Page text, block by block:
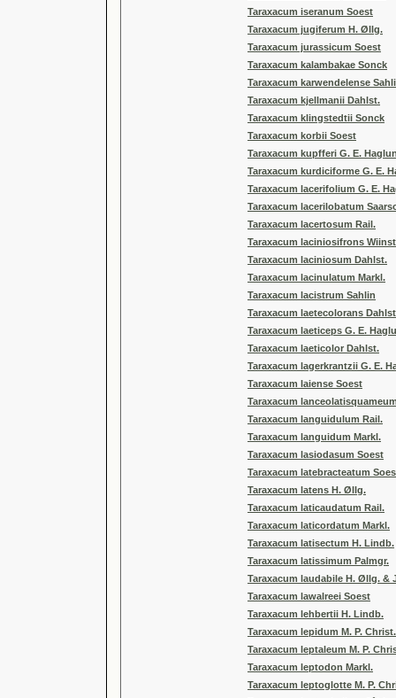
Taraxacum iseranum Soest
Taraxacum jugiferum H. Øllg.
Taraxacum jurassicum Soest
Taraxacum kalambakae Sonck
Taraxacum karwendelense
Taraxacum kjellmanii Dahlst.
Taraxacum klingstedtii Sonck
Taraxacum korbii Soest
Taraxacum kupfferi G. E.
Taraxacum kurdiciforme G. E.
Taraxacum lacerifolium G. E.
Taraxacum lacerilobatum
Taraxacum lacertosum Rail.
Taraxacum laciniosifrons
Taraxacum laciniosum Dahlst.
Taraxacum lacinulatum Markl.
Taraxacum lacistrum Sahlin
Taraxacum laetecolorans
Taraxacum laeticeps G. E.
Taraxacum laeticolor Dahlst.
Taraxacum lagerkrantzii G. E.
Taraxacum laiense Soest
Taraxacum
Taraxacum languidulum Rail.
Taraxacum languidum Markl.
Taraxacum lasiodasum Soest
Taraxacum latebracteatum
Taraxacum latens H. Øllg.
Taraxacum laticaudatum Rail.
Taraxacum laticordatum Markl.
Taraxacum latisectum H. Lindb.
Taraxacum latissimum Palmgr.
Taraxacum laudabile H. Øllg. &
Taraxacum lawalreei Soest
Taraxacum lehbertii H. Lindb.
Taraxacum lepidum M. P. Christ.
Taraxacum leptaleum M. P.
Taraxacum leptodon Markl.
Taraxacum leptoglotte M. P.